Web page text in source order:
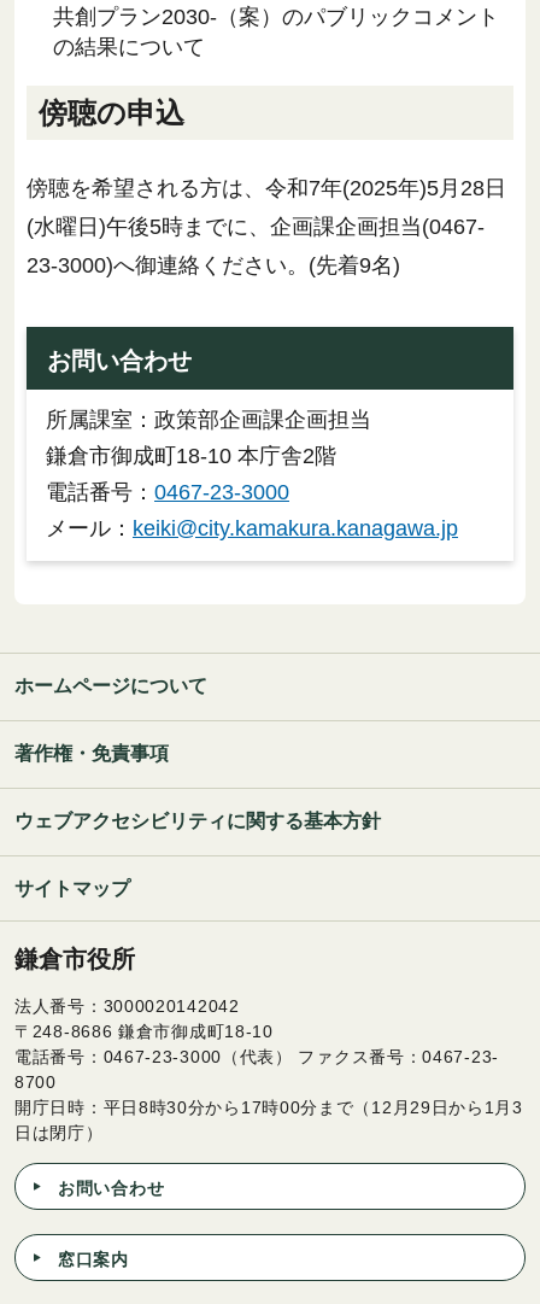
共創プラン2030-（案）のパブリックコメント
の結果について
傍聴の申込
傍聴を希望される方は、令和7年(2025年)5月28日
(水曜日)午後5時までに、企画課企画担当(0467-
23-3000)へ御連絡ください。(先着9名)
お問い合わせ
所属課室：政策部企画課企画担当
鎌倉市御成町18-10 本庁舎2階
電話番号： 0467-23-3000
メール： keiki@city.kamakura.kanagawa.jp
ホームページについて
著作権・免責事項
ウェブアクセシビリティに関する基本方針
サイトマップ
鎌倉市役所
法人番号：3000020142042
〒248-8686 鎌倉市御成町18-10
電話番号：0467-23-3000（代表） ファクス番号：0467-23-
8700
開庁日時：平日8時30分から17時00分まで（12月29日から1月3
日は閉庁）
お問い合わせ
窓口案内